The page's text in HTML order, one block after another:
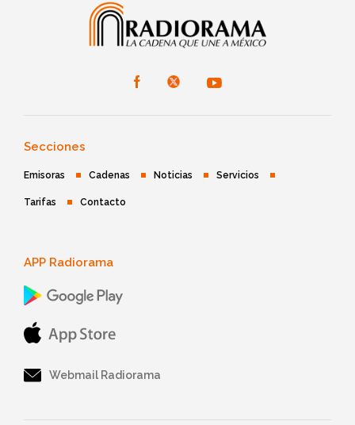
Secciones
Emisoras Cadenas Noticias Servicios
Tarifas Contacto
APP Radiorama
Webmail Radiorama